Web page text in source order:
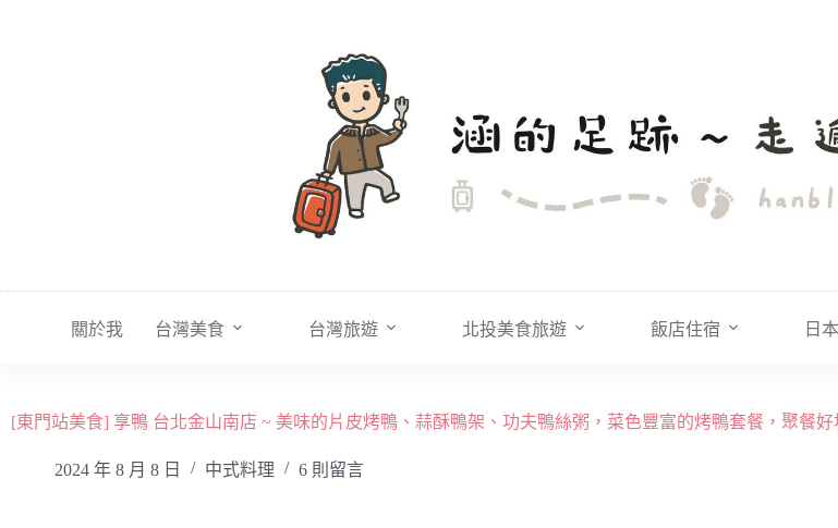
關於我 台灣美食 台灣旅遊 北投美食旅遊 飯店住宿 日
[東門站美食] 享鴨 台北金山南店 ~ 美味的片皮烤鴨、蒜酥鴨架、功夫鴨絲粥，菜色豐富的烤鴨套餐，聚餐好
2024 年 8 月 8 日 中式料理 6 則留言